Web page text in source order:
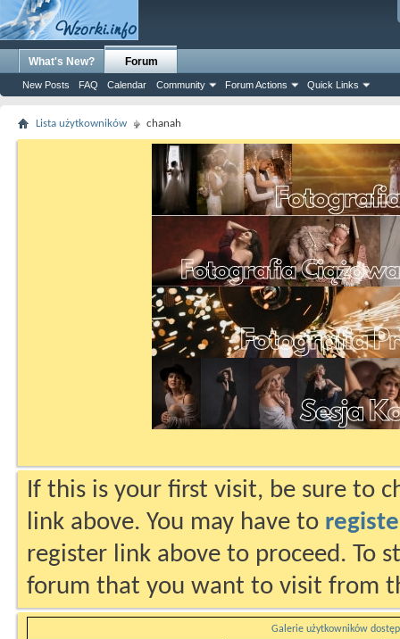
What's New? Forum
New Posts FAQ Calendar Community Forum Actions Quick Links
Lista użytkowników chanah
If this is your first visit, be sure to
link above. You may have to
register link above to proceed. To
forum that you want to visit from
Galerie użytkowników